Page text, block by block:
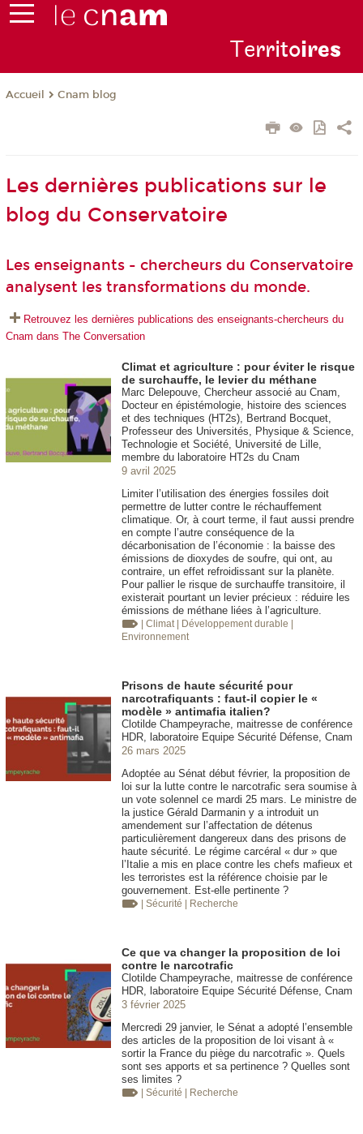
Territoires
Accueil Cnam blog
Les dernières publications sur le
blog du Conservatoire
Les enseignants - chercheurs du Conservatoire
analysent les transformations du monde.
Retrouvez les dernières publications des enseignants-chercheurs du
Cnam dans The Conversation
Climat et agriculture : pour éviter le risque
de surchauffe, le levier du méthane
Marc Delepouve, Chercheur associé au Cnam,
Docteur en épistémologie, histoire des sciences
et des techniques (HT2s), Bertrand Bocquet,
Professeur des Universités, Physique & Science,
Technologie et Société, Université de Lille,
membre du laboratoire HT2s du Cnam
9 avril 2025
Limiter l’utilisation des énergies fossiles doit
permettre de lutter contre le réchauffement
climatique. Or, à court terme, il faut aussi prendre
en compte l’autre conséquence de la
décarbonisation de l’économie : la baisse des
émissions de dioxydes de soufre, qui ont, au
contraire, un effet refroidissant sur la planète.
Pour pallier le risque de surchauffe transitoire, il
existerait pourtant un levier précieux : réduire les
émissions de méthane liées à l’agriculture.
| Climat | Développement durable
Environnement
Prisons de haute sécurité pour
narcotrafiquants : faut-il copier le «
modèle » antimafia italien?
Clotilde Champeyrache, maitresse de conférence
HDR, laboratoire Equipe Sécurité Défense, Cnam
26 mars 2025
Adoptée au Sénat début février, la proposition de
loi sur la lutte contre le narcotrafic sera soumise à
un vote solennel ce mardi 25 mars. Le ministre de
la justice Gérald Darmanin y a introduit un
amendement sur l’affectation de détenus
particulièrement dangereux dans des prisons de
haute sécurité. Le régime carcéral « dur » que
l’Italie a mis en place contre les chefs mafieux et
les terroristes est la référence choisie par le
gouvernement. Est-elle pertinente ?
| Sécurité | Recherche
Ce que va changer la proposition de loi
contre le narcotrafic
Clotilde Champeyrache, maitresse de conférence
HDR, laboratoire Equipe Sécurité Défense, Cnam
3 février 2025
Mercredi 29 janvier, le Sénat a adopté l’ensemble
des articles de la proposition de loi visant à «
sortir la France du piège du narcotrafic ». Quels
sont ses apports et sa pertinence ? Quelles sont
ses limites ?
| Sécurité | Recherche